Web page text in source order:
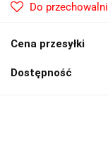
Do przechowalni
Cena przesyłki
Dostępność